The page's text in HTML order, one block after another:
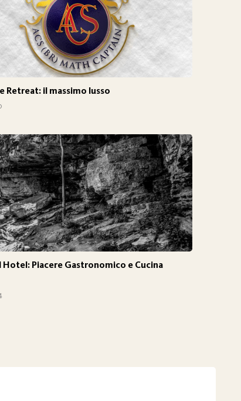
Retreat: il massimo lusso
Hotel: Piacere Gastronomico e Cucina